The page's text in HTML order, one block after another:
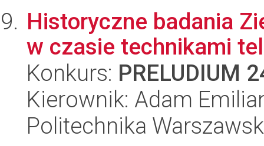
Historyczne badania
w czasie technikami
Konkurs: PRELUDIUM
Kierownik: Adam
Politechnika